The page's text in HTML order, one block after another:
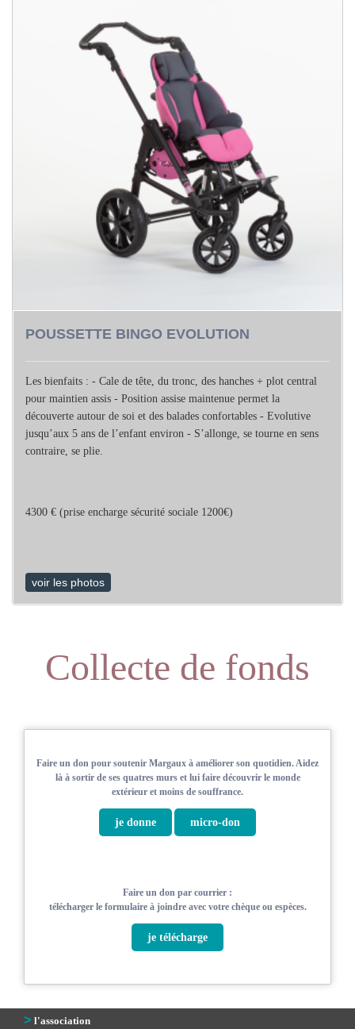
POUSSETTE BINGO EVOLUTION
Les bienfaits : - Cale de tête, du tronc, des hanches + plot central
pour maintien assis - Position assise maintenue permet la
découverte autour de soi et des balades confortables - Evolutive
jusqu’aux 5 ans de l’enfant environ - S’allonge, se tourne en sens
contraire, se plie.
4300 € (prise encharge sécurité sociale 1200€)
voir les photos
Collecte de fonds
Faire un don pour soutenir Margaux à améliorer son quotidien. Aidez
là à sortir de ses quatres murs et lui faire découvrir le monde
extérieur et moins de souffrance.
je donne micro-don
Faire un don par courrier :
télécharger le formulaire à joindre avec votre chèque ou espèces.
je télécharge
> l'association